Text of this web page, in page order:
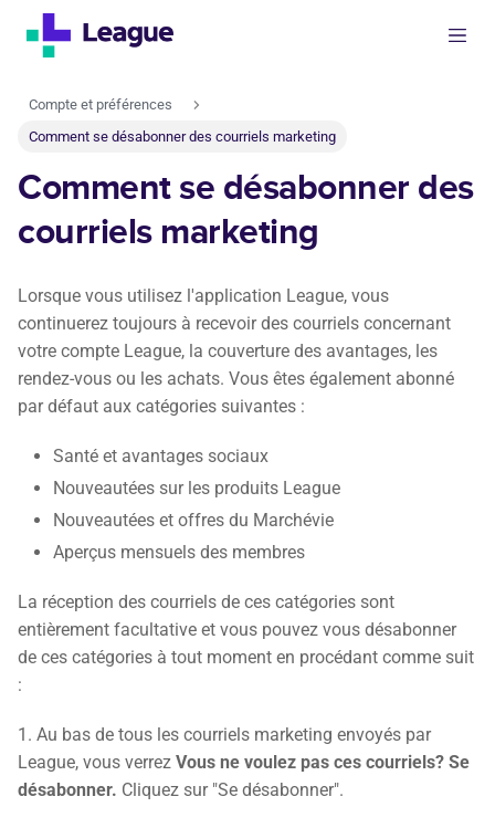
Compte et préférences
Comment se désabonner des courriels marketing
Comment se désabonner des
courriels marketing
Lorsque vous utilisez l'application League, vous
continuerez toujours à recevoir des courriels concernant
votre compte League, la couverture des avantages, les
rendez-vous ou les achats. Vous êtes également abonné
par défaut aux catégories suivantes :
Santé et avantages sociaux
Nouveautées sur les produits League
Nouveautées et offres du Marchévie
Aperçus mensuels des membres
La réception des courriels de ces catégories sont
entièrement facultative et vous pouvez vous désabonner
de ces catégories à tout moment en procédant comme suit
:
1. Au bas de tous les courriels marketing envoyés par
League, vous verrez Vous ne voulez pas ces courriels? Se
désabonner. Cliquez sur "Se désabonner".